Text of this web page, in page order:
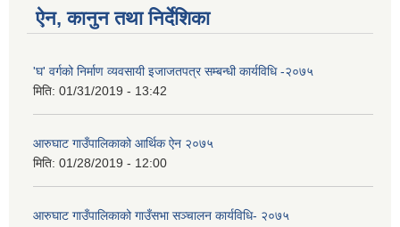
ऐन, कानुन तथा निर्देशिका
'घ' वर्गको निर्माण व्यवसायी इजाजतपत्र सम्बन्धी कार्यविधि -२०७५
मिति: 01/31/2019 - 13:42
आरुघाट गाउँपालिकाको आर्थिक ऐन २०७५
मिति: 01/28/2019 - 12:00
आरुघाट गाउँपालिकाको गाउँसभा सञ्चालन कार्यविधि- २०७५